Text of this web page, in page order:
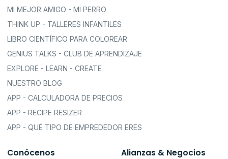
MI MEJOR AMIGO - MI PERRO
THINK UP - TALLERES INFANTILES
LIBRO CIENTÍFICO PARA COLOREAR
GENIUS TALKS - CLUB DE APRENDIZAJE
EXPLORE - LEARN - CREATE
NUESTRO BLOG
APP - CALCULADORA DE PRECIOS
APP - RECIPE RESIZER
APP - QUÉ TIPO DE EMPREDEDOR ERES
Conócenos Alianzas & Negocios